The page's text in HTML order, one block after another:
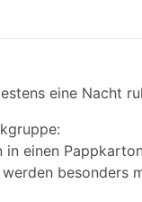
eine Nacht
einen
besonders